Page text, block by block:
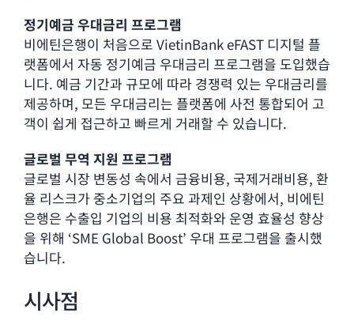
정기예금 우대금리 프로그램
비에틴은행이 처음으로 VietinBank eFAST 디지털 플
랫폼에서 자동 정기예금 우대금리 프로그램을 도입했습
니다. 예금 기간과 규모에 따라 경쟁력 있는 우대금리를
제공하며, 모든 우대금리는 플랫폼에 사전 통합되어 고
객이 쉽게 접근하고 빠르게 거래할 수 있습니다.
글로벌 무역 지원 프로그램
글로벌 시장 변동성 속에서 금융비용, 국제거래비용, 환
율 리스크가 중소기업의 주요 과제인 상황에서, 비에틴
은행은 수출입 기업의 비용 최적화와 운영 효율성 향상
을 위해 ‘SME Global Boost’ 우대 프로그램을 출시했
습니다.
시사점